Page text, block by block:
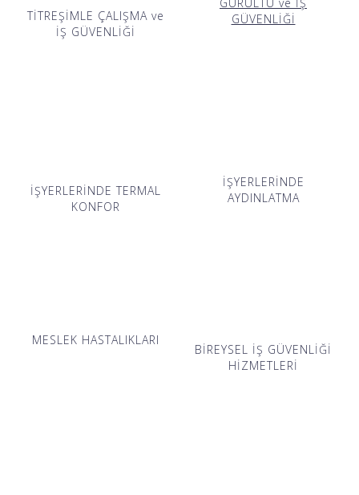
TİTREŞİMLE ÇALIŞMA ve
İŞ GÜVENLİĞİ
GÜVENLİĞİ
İŞYERLERİNDE TERMAL
KONFOR
İŞYERLERİNDE
AYDINLATMA
MESLEK HASTALIKLARI
BİREYSEL İŞ GÜVENLİĞİ
HİZMETLERİ